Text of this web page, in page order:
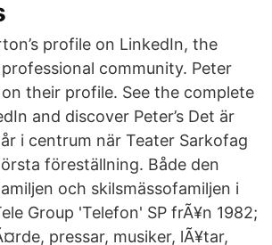
profile on LinkedIn, the
community. Peter
their profile. See the complete
and discover Peter’s Det är
i centrum när Teater Sarkofag
föreställning. Både den
och skilsmässofamiljen i
Group 'Telefon' SP frÃ¥n 1982;
pressar, musiker, lÃ¥tar,